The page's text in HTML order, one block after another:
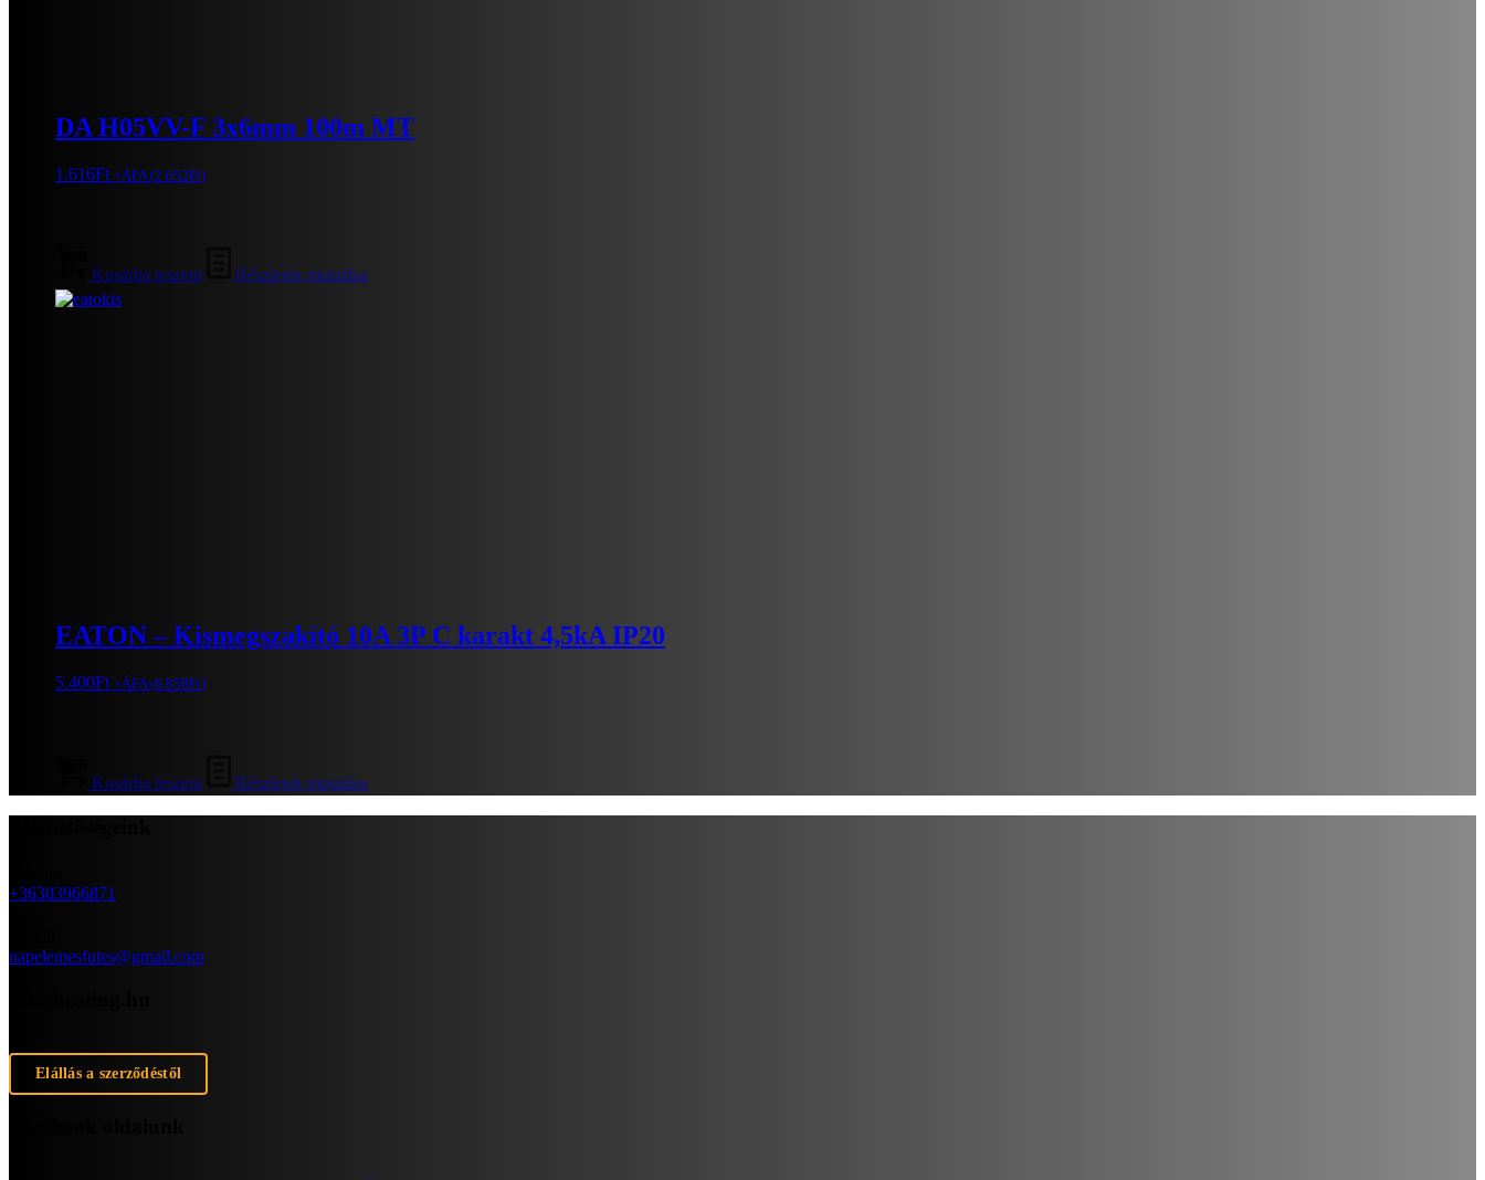
DA H05VV-F 3x6mm 100m MT
1.616Ft +ÁFA (2.052Ft)
Kosárba teszem Részletek mutatása
EATON – Kismegszakító 10A 3P C karakt 4,5kA IP20
5.400Ft +ÁFA (6.858Ft)
Kosárba teszem Részletek mutatása
+36303966871
napelemesfutes@gmail.com
Elállás a szerződéstől